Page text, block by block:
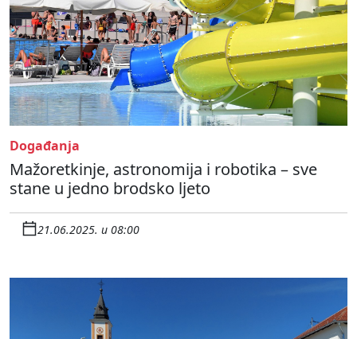
Događanja
Mažoretkinje, astronomija i robotika – sve
stane u jedno brodsko ljeto
21.06.2025. u 08:00